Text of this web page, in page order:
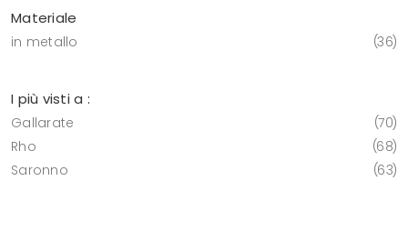
Materiale
in metallo 36
I più visti a :
Gallarate
70
Rho
68
Saronno
63